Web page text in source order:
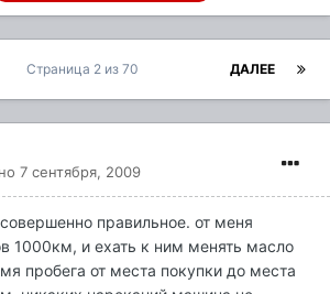
ДАЛЕЕ
Страница 2 из 70
7 сентября, 2009
правильное. от меня
1000км, и ехать к ним менять масло
пробега от места покупки до места